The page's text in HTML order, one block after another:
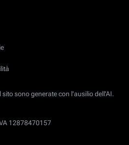
sito sono generate con l'ausilio dell'AI.
12878470157